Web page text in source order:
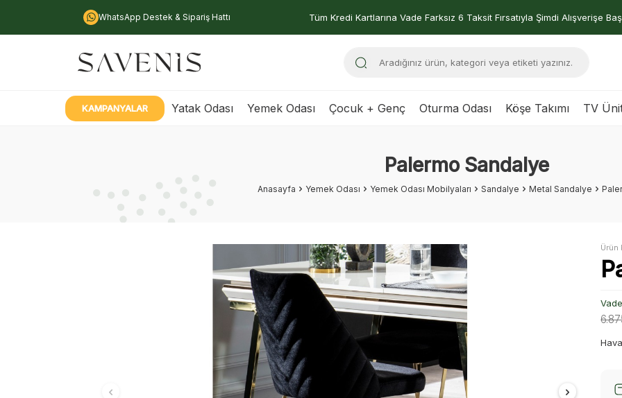
WhatsApp Destek & Sipariş Hattı Tüm Kredi Kartlarına Vade Farksız 6 Taksit Fırsatıyla Şimdi Alışverişe
KAMPANYALAR Yatak Odası Yemek Odası Çocuk + Genç Oturma Odası Köşe Takımı TV
Palermo Sandalye
Anasayfa Yemek Odası Yemek Odası Mobilyaları Sandalye Metal Sandalye
Ürün